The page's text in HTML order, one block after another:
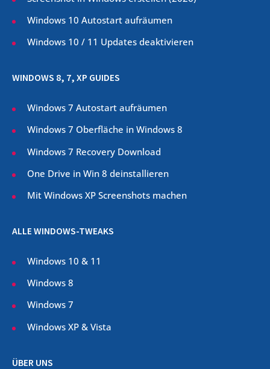
Windows 10 Autostart aufräumen
Windows 10 / 11 Updates deaktivieren
WINDOWS 8, 7, XP GUIDES
Windows 7 Autostart aufräumen
Windows 7 Oberfläche in Windows 8
Windows 7 Recovery Download
One Drive in Win 8 deinstallieren
Mit Windows XP Screenshots machen
ALLE WINDOWS-TWEAKS
Windows 10 & 11
Windows 8
Windows 7
Windows XP & Vista
ÜBER UNS